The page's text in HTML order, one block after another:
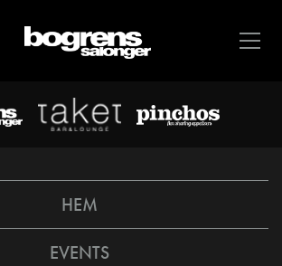
HEM
EVENTS